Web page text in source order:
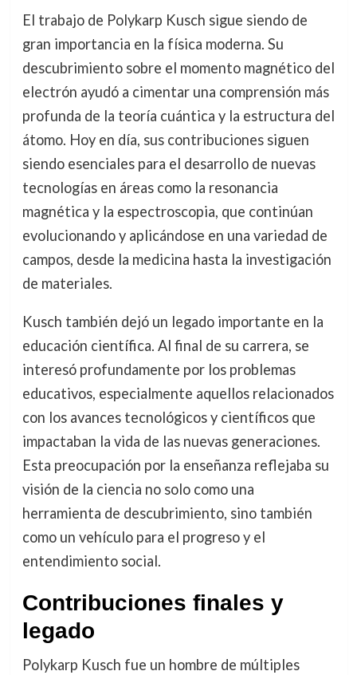
El trabajo de Polykarp Kusch sigue siendo de
gran importancia en la física moderna. Su
descubrimiento sobre el momento magnético del
electrón ayudó a cimentar una comprensión más
profunda de la teoría cuántica y la estructura del
átomo. Hoy en día, sus contribuciones siguen
siendo esenciales para el desarrollo de nuevas
tecnologías en áreas como la resonancia
magnética y la espectroscopia, que continúan
evolucionando y aplicándose en una variedad de
campos, desde la medicina hasta la investigación
de materiales.
Kusch también dejó un legado importante en la
educación científica. Al final de su carrera, se
interesó profundamente por los problemas
educativos, especialmente aquellos relacionados
con los avances tecnológicos y científicos que
impactaban la vida de las nuevas generaciones.
Esta preocupación por la enseñanza reflejaba su
visión de la ciencia no solo como una
herramienta de descubrimiento, sino también
como un vehículo para el progreso y el
entendimiento social.
Contribuciones finales y
legado
Polykarp Kusch fue un hombre de múltiples